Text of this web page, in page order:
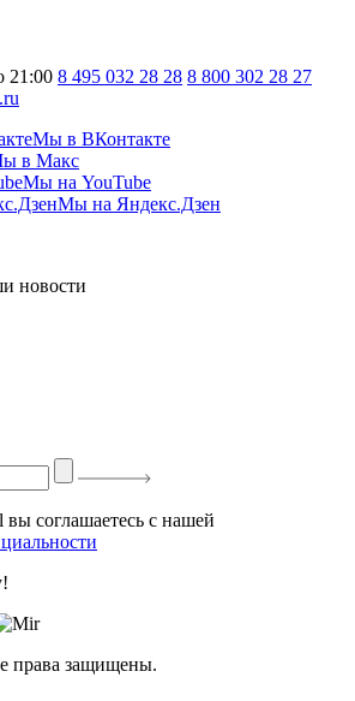
21:00 8 495 032 28 28 8 800 302 28 27
Мы в ВКонтакте
в Макс
Мы на YouTube
Мы на Яндекс.Дзен
новости
вы соглашаетесь с нашей
права защищены.